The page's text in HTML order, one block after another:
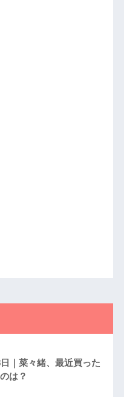
｜菜々緒、最近買った
は？